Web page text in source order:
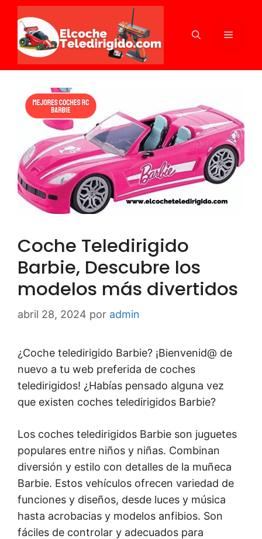
Saltar
contenido
MENÚ
Coche Teledirigido
Barbie, Descubre los
modelos más divertidos
abril 28, 2024 por admin
¿Coche teledirigido Barbie? ¡Bienvenid@ de
nuevo a tu web preferida de coches
teledirigidos! ¿Habías pensado alguna vez
que existen coches teledirigidos Barbie?
Los coches teledirigidos Barbie son juguetes
populares entre niños y niñas. Combinan
diversión y estilo con detalles de la muñeca
Barbie. Estos vehículos ofrecen variedad de
funciones y diseños, desde luces y música
hasta acrobacias y modelos anfibios. Son
fáciles de controlar y adecuados para